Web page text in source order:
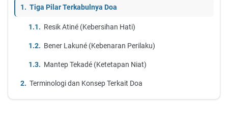
Tiga Pilar Terkabulnya Doa
Resik Atiné (Kebersihan Hati)
Bener Lakuné (Kebenaran Perilaku)
Mantep Tekadé (Ketetapan Niat)
Terminologi dan Konsep Terkait Doa